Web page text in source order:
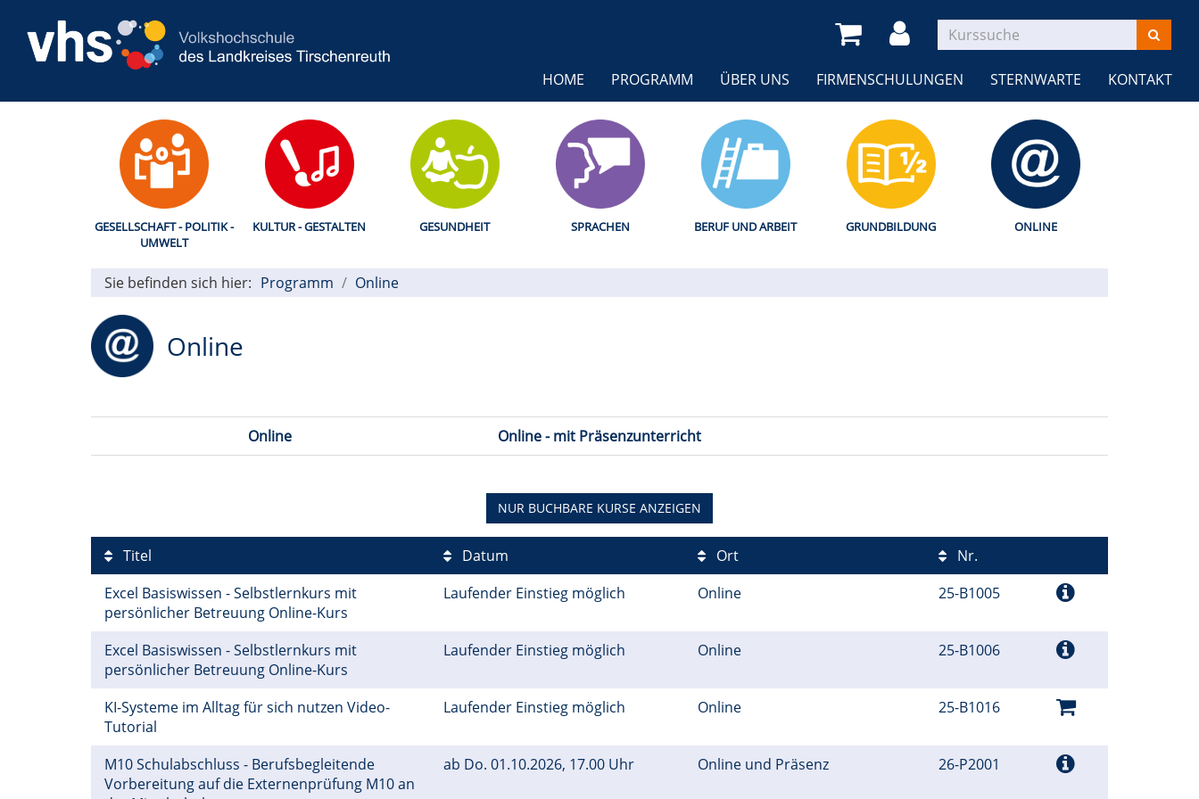
HOME PROGRAMM ÜBER UNS FIRMENSCHULUNGEN STERNWARTE KONTAKT
GESELLSCHAFT - POLITIK -
UMWELT
KULTUR - GESTALTEN GESUNDHEIT SPRACHEN BERUF UND ARBEIT GRUNDBILDUNG ONLINE
Sie befinden sich hier: Programm Online
Online
Online Online - mit Präsenzunterricht
NUR BUCHBARE KURSE ANZEIGEN
Titel Datum Ort
Nr.
Excel Basiswissen - Selbstlernkurs mit
persönlicher Betreuung Online-Kurs
Laufender Einstieg möglich Online 25-B1005
Excel Basiswissen - Selbstlernkurs mit
persönlicher Betreuung Online-Kurs
Laufender Einstieg möglich Online 25-B1006
KI-Systeme im Alltag für sich nutzen Video-
Tutorial
Laufender Einstieg möglich Online 25-B1016
M10 Schulabschluss - Berufsbegleitende
Vorbereitung auf die Externenprüfung M10 an
ab Do. 01.10.2026, 17.00 Uhr Online und Präsenz 26-P2001